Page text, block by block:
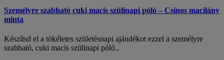
Személyre szabható cuki macis szülinapi póló – Csinos macilány
minta
Készítsd el a tökéletes születésnapi ajándékot ezzel a személyre
szabható, cuki macis szülinapi póló..